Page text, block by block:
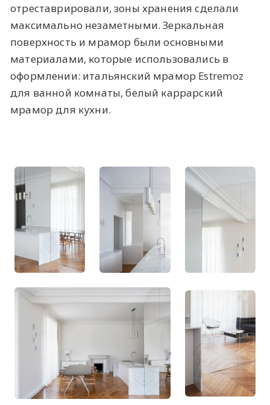
отреставрировали, зоны хранения сделали
максимально незаметными. Зеркальная
поверхность и мрамор были основными
материалами, которые использовались в
оформлении: итальянский мрамор Estremoz
для ванной комнаты, белый каррарский
мрамор для кухни.